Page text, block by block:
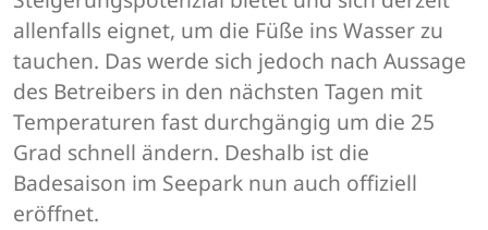
allenfalls eignet, um die Füße ins Wasser zu
tauchen. Das werde sich jedoch nach Aussage
des Betreibers in den nächsten Tagen mit
Temperaturen fast durchgängig um die 25
Grad schnell ändern. Deshalb ist die
Badesaison im Seepark nun auch offiziell
eröffnet.